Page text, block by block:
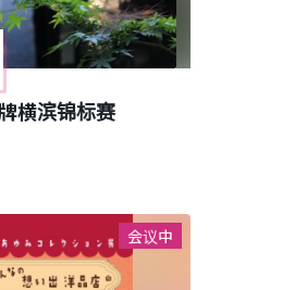
横滨锦标赛
会议中